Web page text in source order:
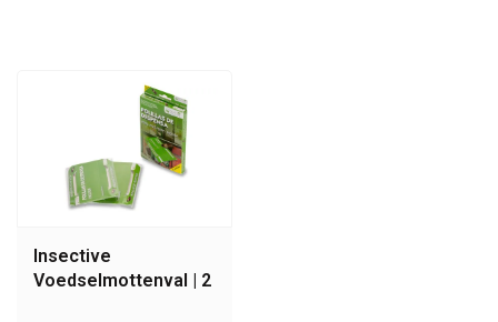
Insective
Voedselmottenval | 2